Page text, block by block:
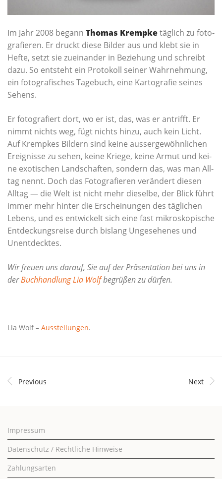
Im Jahr 2008 begann Tho­mas Kremp­ketäg­lich zu foto­
gra­fie­ren. Er druckt die­se Bil­der aus und klebt sie in
Hef­te, setzt sie zuein­an­der in Bezie­hung und schreibt
dazu. So ent­steht ein Pro­to­koll sei­ner Wahr­neh­mung,
ein foto­gra­fi­sches Tage­buch, eine Kar­to­gra­fie sei­nes
Sehens.
Er foto­gra­fiert dort, wo er ist, das, was er antrifft. Er
nimmt nichts weg, fügt nichts hin­zu, auch kein Licht.
Auf Kremp­kes Bil­dern sind kei­ne aus­ser­ge­wöhn­li­chen
Ereig­nis­se zu sehen, kei­ne Krie­ge, kei­ne Armut und kei­
ne exo­ti­schen Land­schaf­ten, son­dern das, was man All­
tag nennt. Doch das Foto­gra­fie­ren ver­än­dert die­sen
All­tag — die Welt ist nicht mehr die­sel­be, der Blick führt
immer mehr hin­ter die Erschei­nun­gen des täg­li­chen
Lebens, und es ent­wi­ckelt sich eine fast mikro­sko­pi­sche
Ent­de­ckungs­rei­se durch bis­lang Unge­se­he­nes und
Unentdecktes.
Wir freu­en uns dar­auf, Sie auf der Prä­sen­ta­ti­on bei uns in
derBuch­hand­lung Lia Wolfbegrü­ßen zu dürfen.
Lia Wolf – Ausstellungen.
Previous Next
Impressum
Datenschutz / Rechtliche Hinweise
Zahlungsarten